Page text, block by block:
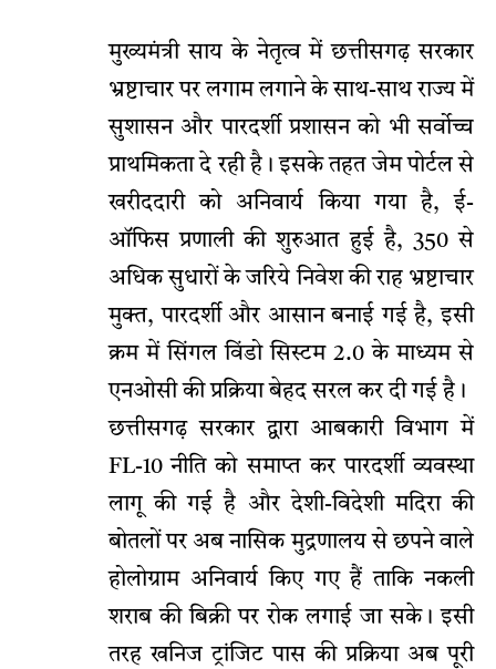
मुख्यमंत्री साय के नेतृत्व में छत्तीसगढ़ सरकार
भ्रष्टाचार पर लगाम लगाने के साथ-साथ राज्य में
सुशासन और पारदर्शी प्रशासन को भी सर्वोच्च
प्राथमिकता दे रही है। इसके तहत जेम पोर्टल से
खरीददारी को अनिवार्य किया गया है, ई-
ऑफिस प्रणाली की शुरुआत हुई है, 350 से
अधिक सुधारों के जरिये निवेश की राह भ्रष्टाचार
मुक्त, पारदर्शी और आसान बनाई गई है, इसी
क्रम में सिंगल विंडो सिस्टम 2.0 के माध्यम से
एनओसी की प्रक्रिया बेहद सरल कर दी गई है।
छत्तीसगढ़ सरकार द्वारा आबकारी विभाग में
FL-10 नीति को समाप्त कर पारदर्शी व्यवस्था
लागू की गई है और देशी-विदेशी मदिरा की
बोतलों पर अब नासिक मुद्रणालय से छपने वाले
होलोग्राम अनिवार्य किए गए हैं ताकि नकली
शराब की बिक्री पर रोक लगाई जा सके। इसी
तरह खनिज ट्रांजिट पास की प्रक्रिया अब पूरी